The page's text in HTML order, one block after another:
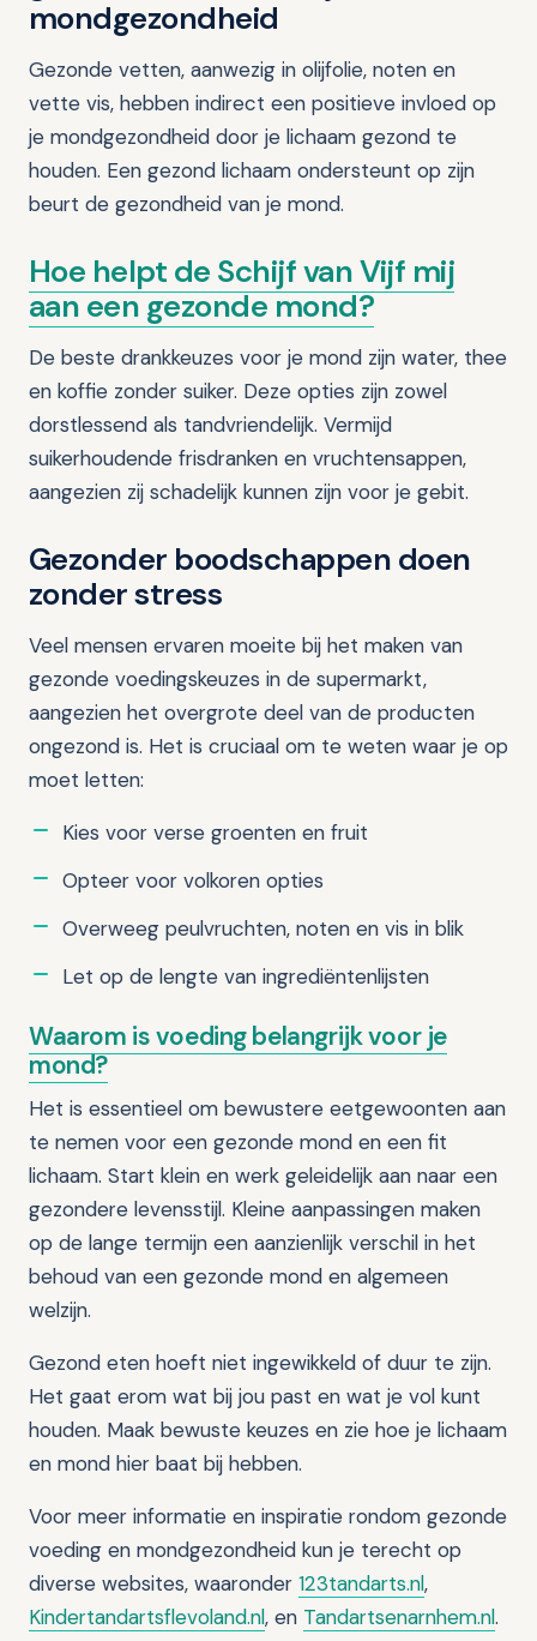
mondgezondheid
Gezonde vetten, aanwezig in olijfolie, noten en
vette vis, hebben indirect een positieve invloed op
je mondgezondheid door je lichaam gezond te
houden. Een gezond lichaam ondersteunt op zijn
beurt de gezondheid van je mond.
Hoe helpt de Schijf van Vijf mij
aan een gezonde mond?
De beste drankkeuzes voor je mond zijn water, thee
en koffie zonder suiker. Deze opties zijn zowel
dorstlessend als tandvriendelijk. Vermijd
suikerhoudende frisdranken en vruchtensappen,
aangezien zij schadelijk kunnen zijn voor je gebit.
Gezonder boodschappen doen
zonder stress
Veel mensen ervaren moeite bij het maken van
gezonde voedingskeuzes in de supermarkt,
aangezien het overgrote deel van de producten
ongezond is. Het is cruciaal om te weten waar je op
moet letten:
Kies voor verse groenten en fruit
Opteer voor volkoren opties
Overweeg peulvruchten, noten en vis in blik
Let op de lengte van ingrediëntenlijsten
Waarom is voeding belangrijk voor je
mond?
Het is essentieel om bewustere eetgewoonten aan
te nemen voor een gezonde mond en een fit
lichaam. Start klein en werk geleidelijk aan naar een
gezondere levensstijl. Kleine aanpassingen maken
op de lange termijn een aanzienlijk verschil in het
behoud van een gezonde mond en algemeen
welzijn.
Gezond eten hoeft niet ingewikkeld of duur te zijn.
Het gaat erom wat bij jou past en wat je vol kunt
houden. Maak bewuste keuzes en zie hoe je lichaam
en mond hier baat bij hebben.
Voor meer informatie en inspiratie rondom gezonde
voeding en mondgezondheid kun je terecht op
diverse websites, waaronder 123tandarts.nl,
Kindertandartsflevoland.nl, en Tandartsenarnhem.nl.